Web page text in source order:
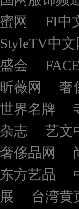
蜜网
FI中
StyleTV中文
盛会
昕薇网
奢
世界名牌
杂志
艺文
奢侈品网
东方艺品
展
台湾黄